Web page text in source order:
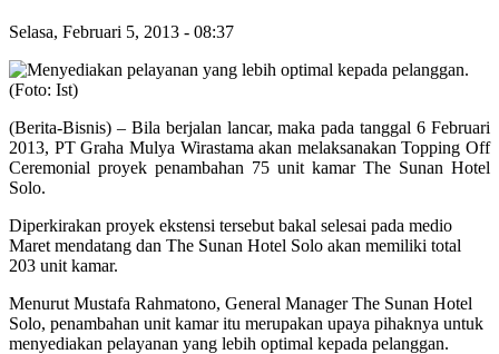
Selasa, Februari 5, 2013 - 08:37
(Berita-Bisnis) – Bila berjalan lancar, maka pada tanggal 6 Februari
2013, PT Graha Mulya Wirastama akan melaksanakan Topping Off
Ceremonial proyek penambahan 75 unit kamar The Sunan Hotel
Solo.
Diperkirakan proyek ekstensi tersebut bakal selesai pada medio
Maret mendatang dan The Sunan Hotel Solo akan memiliki total
203 unit kamar.
Menurut Mustafa Rahmatono, General Manager The Sunan Hotel
Solo, penambahan unit kamar itu merupakan upaya pihaknya untuk
menyediakan pelayanan yang lebih optimal kepada pelanggan.